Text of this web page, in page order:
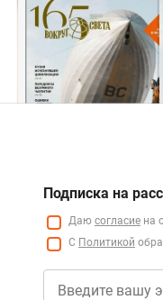
Подписка на
Даю согласие на
С Политикой